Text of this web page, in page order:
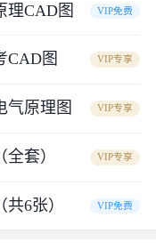
理CAD图 VIP免费
CAD图 VIP专享
气原理图 VIP专享
套） VIP专享
6张） VIP免费